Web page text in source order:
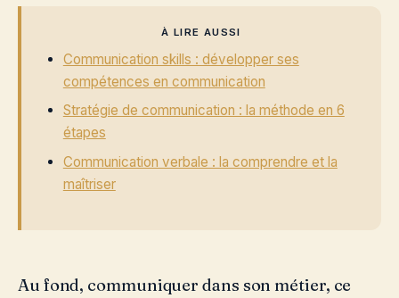
À LIRE AUSSI
Communication skills : développer ses
compétences en communication
Stratégie de communication : la méthode en 6
étapes
Communication verbale : la comprendre et la
maîtriser
Au fond, communiquer dans son métier, ce